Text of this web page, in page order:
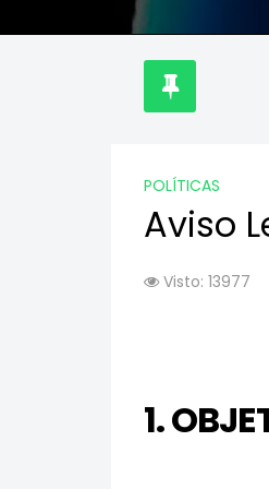
POLÍTICAS
Aviso
Visto: 13977
1.